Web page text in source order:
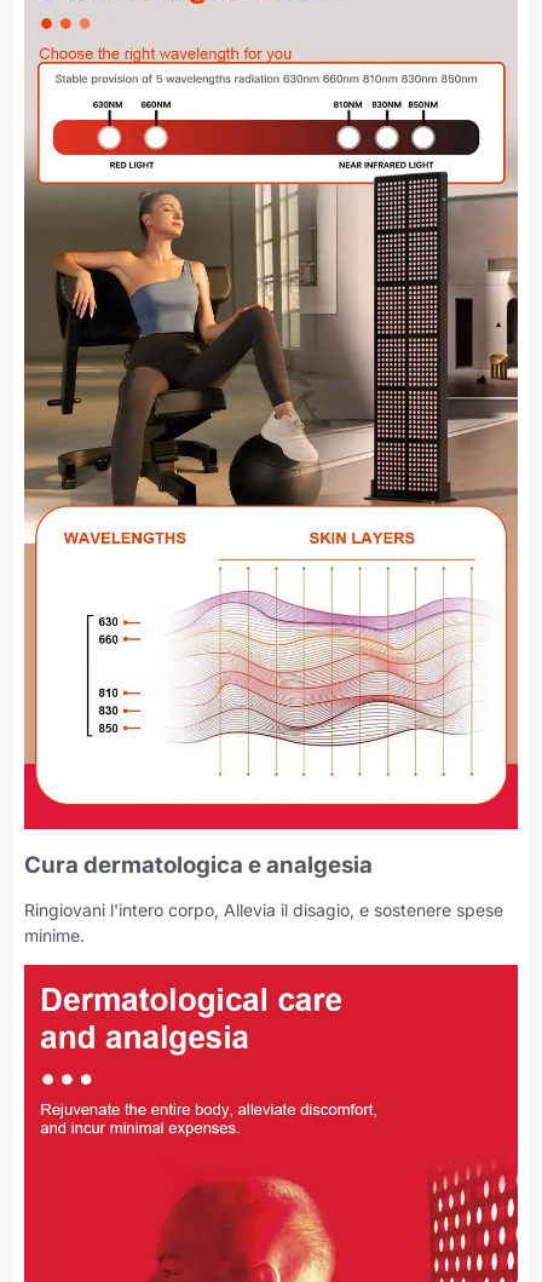
Cura dermatologica e analgesia
Ringiovani l'intero corpo, Allevia il disagio, e sostenere spese
minime.